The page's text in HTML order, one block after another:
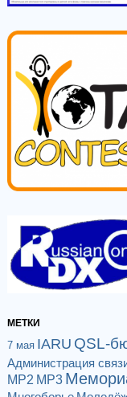
МЕТКИ
7 мая IARU QSL-
Администрация
МР2 МР3